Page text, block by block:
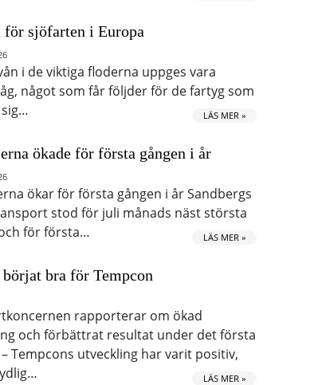
för sjöfarten i Europa
i de viktiga floderna uppges vara
något som får följder för de fartyg som
LÄS MER »
ökade för första gången i år
ökar för första gången i år Sandbergs
stod för juli månads näst största
för första…
LÄS MER »
bra för Tempcon
rapporterar om ökad
och förbättrat resultat under det första
Tempcons utveckling har varit positiv,
LÄS MER »